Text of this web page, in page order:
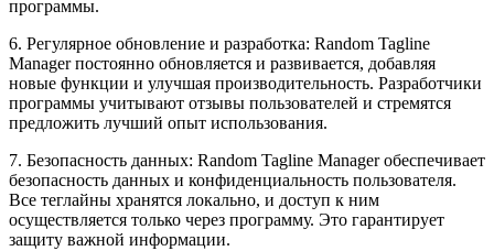
программы.
6. Регулярное обновление и разработка: Random Tagline
Manager постоянно обновляется и развивается, добавляя
новые функции и улучшая производительность. Разработчики
программы учитывают отзывы пользователей и стремятся
предложить лучший опыт использования.
7. Безопасность данных: Random Tagline Manager обеспечивает
безопасность данных и конфиденциальность пользователя.
Все теглайны хранятся локально, и доступ к ним
осуществляется только через программу. Это гарантирует
защиту важной информации.